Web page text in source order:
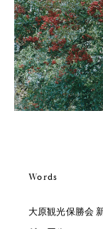
Words
大原観光保勝会